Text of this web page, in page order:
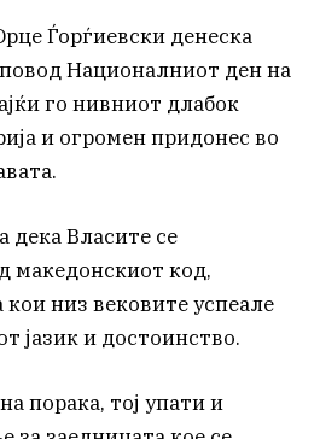
Ѓорѓиевски денеска
Националниот ден на
го нивниот длабок
и огромен придонес во
дека Власите се
македонскиот код,
низ вековите успеале
јазик и достоинство.
порака, тој упати и